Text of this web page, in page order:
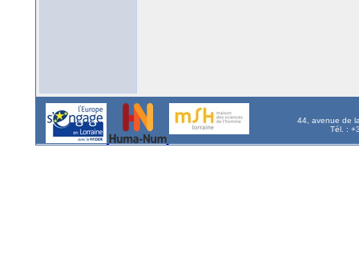
44, avenue de
Tél. :